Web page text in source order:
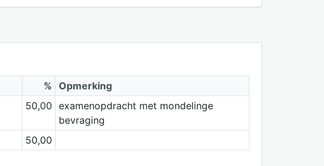
% Opmerking
50,00 examenopdracht met mondelinge
bevraging
50,00